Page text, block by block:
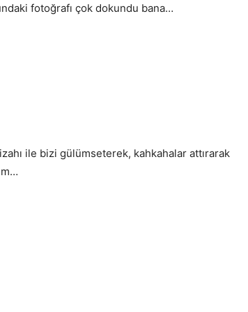
fotoğrafı çok dokundu bana…
ile bizi gülümseterek, kahkahalar attırarak